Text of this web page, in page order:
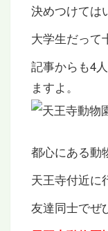
決めつけては
大学生だって
記事からも4
ますよ。
都心にある動
天王寺付近に
友達同士でぜ